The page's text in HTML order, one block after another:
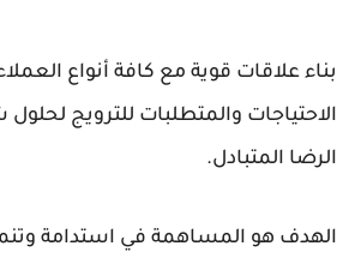
بناء علاقات قوية مع كافة أنواع
الاحتياجات والمتطلبات للترويج
الرضا المتبادل.
الهدف هو المساهمة في استدامة